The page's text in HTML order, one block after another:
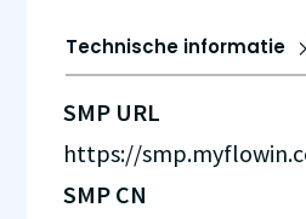
Technische informatie
SMP URL
https://
SMP CN